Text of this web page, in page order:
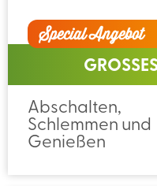
Special Angebot
Abschalten,
Schlemmen und
Genießen